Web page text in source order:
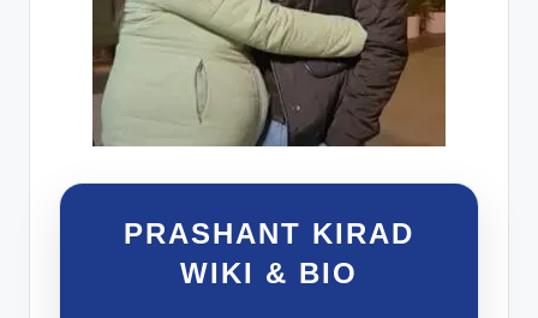
PRASHANT KIRAD
WIKI & BIO